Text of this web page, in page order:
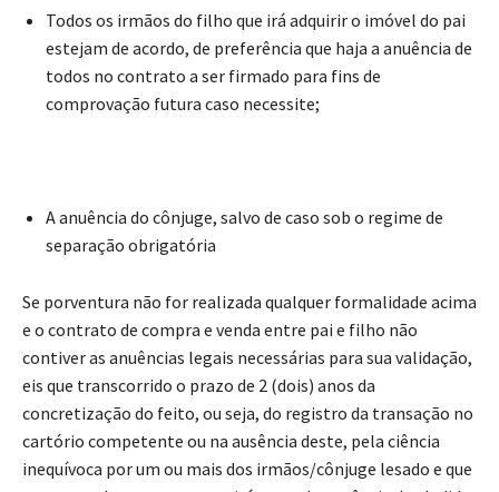
Todos os irmãos do filho que irá adquirir o imóvel do pai
estejam de acordo, de preferência que haja a anuência de
todos no contrato a ser firmado para fins de
comprovação futura caso necessite;
A anuência do cônjuge, salvo de caso sob o regime de
separação obrigatória
Se porventura não for realizada qualquer formalidade acima
e o contrato de compra e venda entre pai e filho não
contiver as anuências legais necessárias para sua validação,
eis que transcorrido o prazo de 2 (dois) anos da
concretização do feito, ou seja, do registro da transação no
cartório competente ou na ausência deste, pela ciência
inequívoca por um ou mais dos irmãos/cônjuge lesado e que